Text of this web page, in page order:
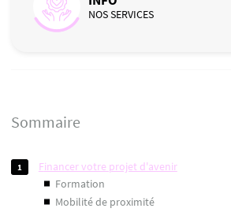
NOS SERVICES
Sommaire
financer votre projet d'avenir
formation
mobilité de proximité